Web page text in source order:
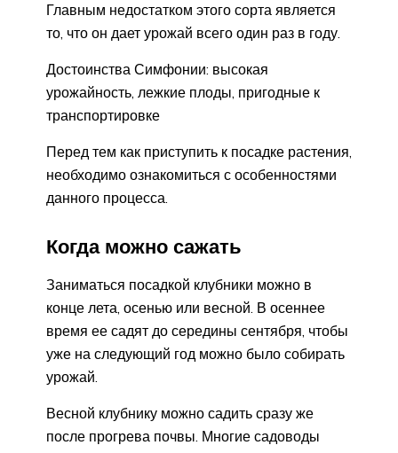
Главным недостатком этого сорта является
то, что он дает урожай всего один раз в году.
Достоинства Симфонии: высокая
урожайность, лежкие плоды, пригодные к
транспортировке
Перед тем как приступить к посадке растения,
необходимо ознакомиться с особенностями
данного процесса.
Когда можно сажать
Заниматься посадкой клубники можно в
конце лета, осенью или весной. В осеннее
время ее садят до середины сентября, чтобы
уже на следующий год можно было собирать
урожай.
Весной клубнику можно садить сразу же
после прогрева почвы. Многие садоводы